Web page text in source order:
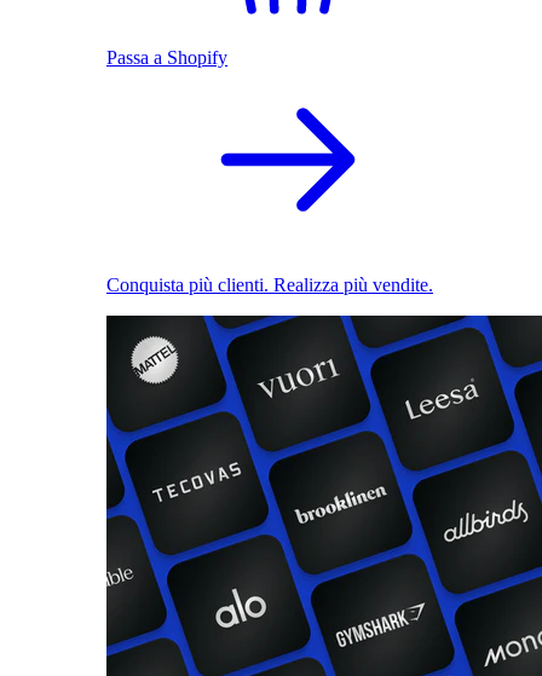
Passa a Shopify
Conquista più clienti. Realizza più vendite.